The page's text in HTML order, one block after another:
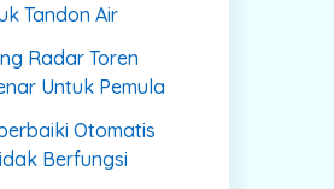
Tandon Air
Radar Toren
Untuk Pemula
Otomatis
Berfungsi